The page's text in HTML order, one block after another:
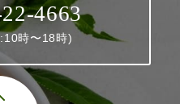
4663
時〜18時)